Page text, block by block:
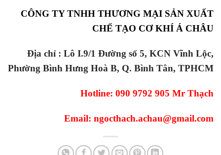
CÔNG TY TNHH THƯƠNG MẠI SẢN XUẤT
CHẾ TẠO CƠ KHÍ Á CHÂU
Địa chỉ : Lô I.9/1 Đường số 5, KCN Vĩnh Lộc,
Phường Bình Hưng Hoà B, Q. Bình Tân, TPHCM
Hotline: 090 9792 905 Mr Thạch
Email: ngocthach.achau@gmail.com